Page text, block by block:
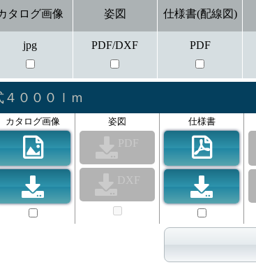
タログ画像
jpg
姿図
PDF/DXF
仕様書(配線図)
PDF
０００ｌｍ
カタログ画像 姿図
PDF
DXF
仕様書